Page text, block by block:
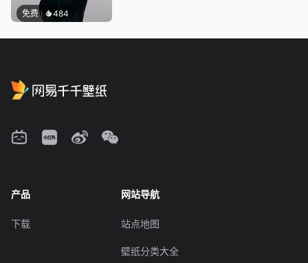
免费 484
产品
下载
网站导航
站点地图
壁纸分类大全